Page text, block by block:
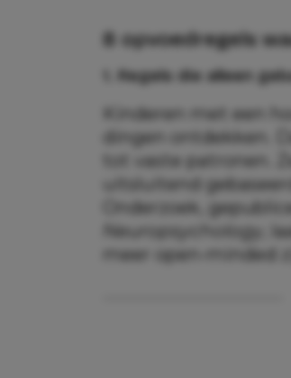
8 opvoedregels
1. Regels die alleen
Kinderen met een
dingen ontdekken.
tot vaste patronen.
uitsluitend
Onderzoek,
Neuropsychology
,
meer open-minded